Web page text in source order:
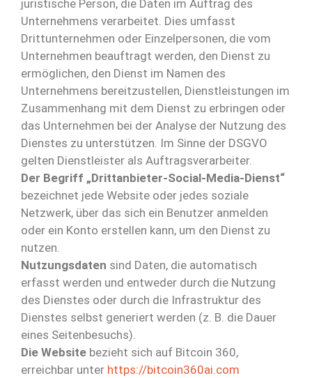
juristische Person, die Daten im Auftrag des
Unternehmens verarbeitet. Dies umfasst
Drittunternehmen oder Einzelpersonen, die vom
Unternehmen beauftragt werden, den Dienst zu
ermöglichen, den Dienst im Namen des
Unternehmens bereitzustellen, Dienstleistungen im
Zusammenhang mit dem Dienst zu erbringen oder
das Unternehmen bei der Analyse der Nutzung des
Dienstes zu unterstützen. Im Sinne der DSGVO
gelten Dienstleister als Auftragsverarbeiter.
Der Begriff „Drittanbieter-Social-Media-Dienst“
bezeichnet jede Website oder jedes soziale
Netzwerk, über das sich ein Benutzer anmelden
oder ein Konto erstellen kann, um den Dienst zu
nutzen.
Nutzungsdaten sind Daten, die automatisch
erfasst werden und entweder durch die Nutzung
des Dienstes oder durch die Infrastruktur des
Dienstes selbst generiert werden (z. B. die Dauer
eines Seitenbesuchs).
Die Website bezieht sich auf Bitcoin 360,
erreichbar unter https://bitcoin360ai.com